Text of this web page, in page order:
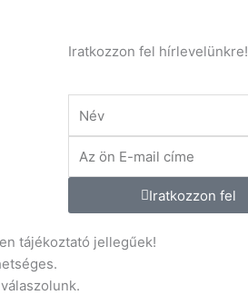
Iratkozzon fel hírlevelünkre!
mail
Iratkozzon fel
tájékoztató jellegűek!